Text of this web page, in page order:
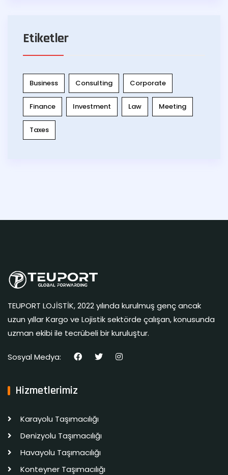
Etiketler
Business Consulting Corporate
Finance Investment Law Meeting
Taxes
TEUPORT LOJİSTİK, 2022 yılında kurulmuş genç ancak
uzun yıllar Kargo ve Lojistik sektörde çalışan, konusunda
uzman ekibi ile tecrübeli bir kuruluştur.
Sosyal Medya:
Hizmetlerimiz
Karayolu Taşımacılığı
Denizyolu Taşımacılığı
Havayolu Taşımacılığı
Konteyner Taşımacılığı